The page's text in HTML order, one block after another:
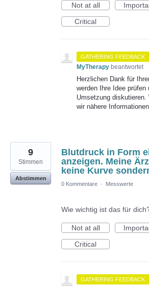
Not at all
Critical
GATHERING FEEDBACK
MyTherapy beantwortet
Herzlichen Dank für
werden Ihre Idee prüfen
Umsetzung
wir nähere
Blutdruck in Form
anzeigen. Meine
keine Kurve
9
Stimmen
Abstimmen
0 Kommentare · Messwerte
Wie wichtig ist das für
Not at all
Critical
GATHERING FEEDBACK